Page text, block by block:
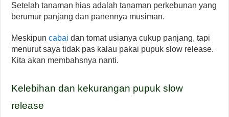
Setelah tanaman hias adalah tanaman perkebunan yang
berumur panjang dan panennya musiman.
Meskipuncabai dan tomat usianya cukup panjang, tapi
menurut saya tidak pas kalau pakai pupuk slow release.
Kita akan membahsnya nanti.
Kelebihan dan kekurangan pupuk slow
release